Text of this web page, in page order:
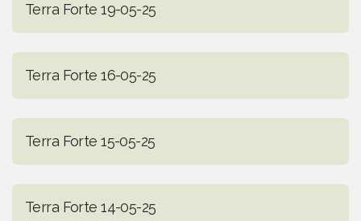
Terra Forte 19-05-25
Terra Forte 16-05-25
Terra Forte 15-05-25
Terra Forte 14-05-25